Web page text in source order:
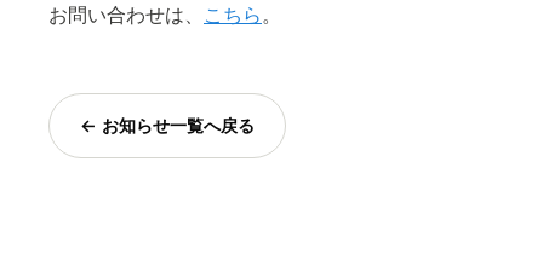
お問い合わせは、 こちら。
← お知らせ一覧へ戻る